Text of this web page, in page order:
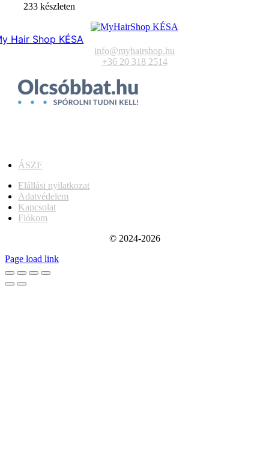
233 készleten
Hair Shop KÉSA
info@myhairshop.hu
+36 20 318 2514
ÁSZF
Elállási nyilatkozat
Adatvédelem
Kapcsolat
Fiókom
© 2024-2026
Page load link